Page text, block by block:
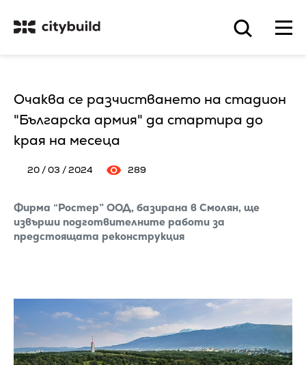
Очаква се разчистването на стадион
"Българска армия" да стартира до
края на месеца
20 / 03 / 2024 289
Фирма “Ростер” ООД, базирана в Смолян, ще
извърши подготвителните работи за
предстоящата реконструкция